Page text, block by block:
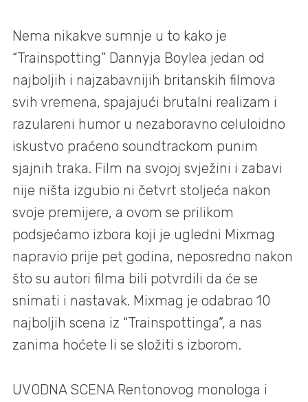
Nema nikakve sumnje u to kako je
“Trainspotting” Dannyja Boylea jedan od
najboljih i najzabavnijih britanskih filmova
svih vremena, spajajući brutalni realizam i
razulareni humor u nezaboravno celuloidno
iskustvo praćeno soundtrackom punim
sjajnih traka. Film na svojoj svježini i zabavi
nije ništa izgubio ni četvrt stoljeća nakon
svoje premijere, a ovom se prilikom
podsjećamo izbora koji je ugledni Mixmag
napravio prije pet godina, neposredno nakon
što su autori filma bili potvrdili da će se
snimati i nastavak. Mixmag je odabrao 10
najboljih scena iz “Trainspottinga”, a nas
zanima hoćete li se složiti s izborom.
UVODNA SCENA Rentonovog monologa i